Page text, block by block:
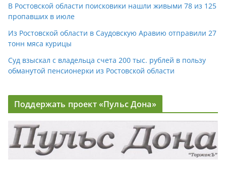
В Ростовской области поисковики нашли живыми 78 из 125
пропавших в июле
Из Ростовской области в Саудовскую Аравию отправили 27
тонн мяса курицы
Суд взыскал с владельца счета 200 тыс. рублей в пользу
обманутой пенсионерки из Ростовской области
Поддержать проект «Пульс Дона»